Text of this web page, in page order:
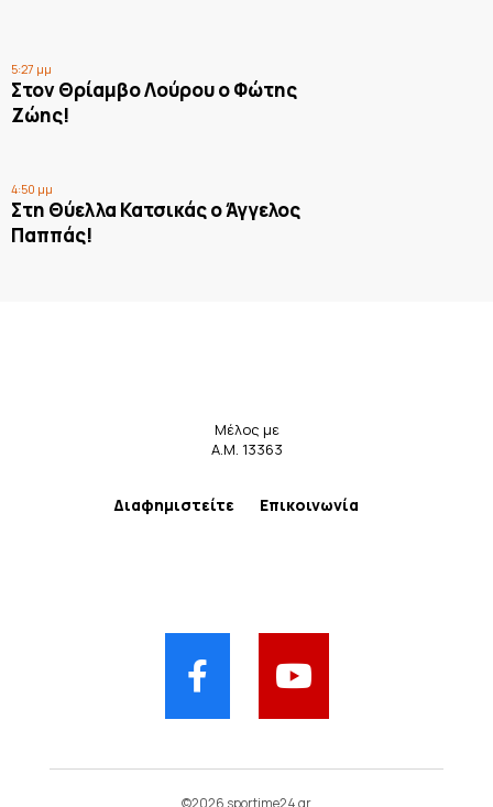
5:27 μμ
Στον Θρίαμβο Λούρου ο Φώτης
Ζώης!
4:50 μμ
Στη Θύελλα Κατσικάς ο Άγγελος
Παππάς!
Μέλος με
Α.Μ. 13363
Διαφημιστείτε Επικοινωνία
©2026 sportime24.gr